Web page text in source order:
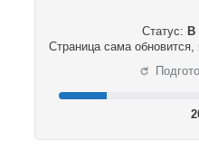
Статус: В
Страница сама обновится,
⟳